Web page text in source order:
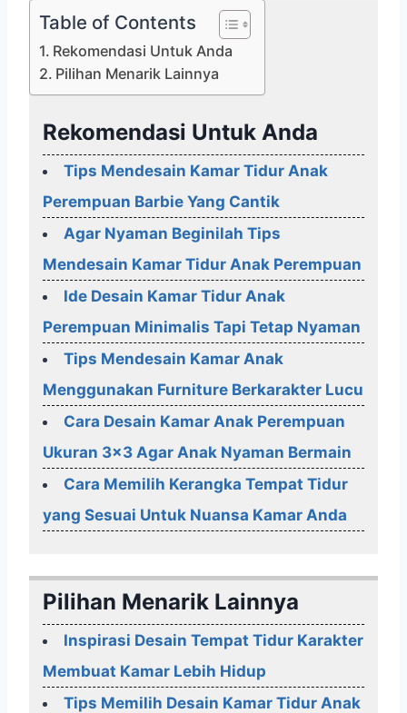
Table of Contents
Rekomendasi Untuk Anda
Pilihan Menarik Lainnya
Rekomendasi Untuk Anda
Tips Mendesain Kamar Tidur Anak
Perempuan Barbie Yang Cantik
Agar Nyaman Beginilah Tips
Mendesain Kamar Tidur Anak Perempuan
Ide Desain Kamar Tidur Anak
Perempuan Minimalis Tapi Tetap Nyaman
Tips Mendesain Kamar Anak
Menggunakan Furniture Berkarakter Lucu
Cara Desain Kamar Anak Perempuan
Ukuran 3x3 Agar Anak Nyaman Bermain
Cara Memilih Kerangka Tempat Tidur
yang Sesuai Untuk Nuansa Kamar Anda
Pilihan Menarik Lainnya
Inspirasi Desain Tempat Tidur Karakter
Membuat Kamar Lebih Hidup
Tips Memilih Desain Kamar Tidur Anak